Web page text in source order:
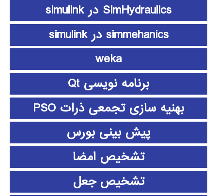
SimHydraulics در simulink
simmehanics در simulink
weka
برنامه نویسی Qt
بهنیه سازی تجمعی ذرات PSO
پیش بینی بورس
تشخیص امضا
تشخیص جعل